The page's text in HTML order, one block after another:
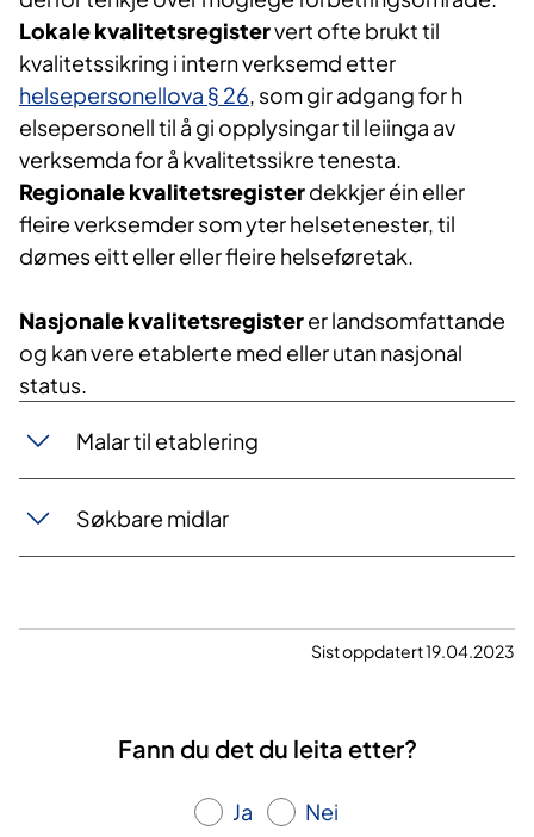
Lokale kvalitetsregistervert ofte brukt til
kvalitetssikring i intern verksemd etter
helsepersonellova § 26​, som gir adgang for h​
elsepersonell til å gi opplysingar til leiinga av
verksemda for å kvalitetssikre tenesta.
Regionale kvalitetsregisterdekkjer éin eller
fleire verksemder som yter helsetenester, til
dømes eitt eller eller fleire helseføretak.
Nasjonale kvalitetsregisterer landsomfattande
og kan vere etablerte med eller utan nasjonal
status.
​​​​​​​Malar til etablering
​​​​Søk​bare midlar
Sist oppdatert 19.04.2023
Fann du det du leita etter?
Ja Nei